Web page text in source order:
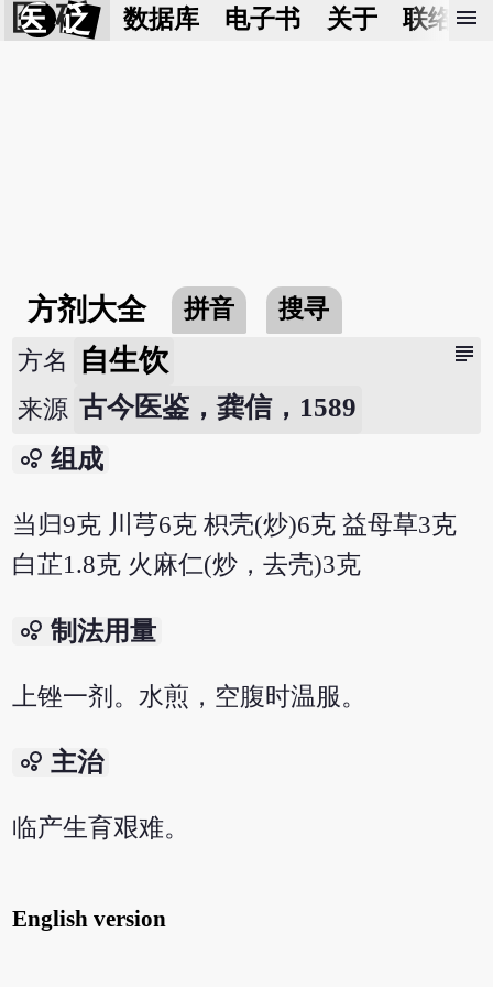
医 砭 数据库 电子书 关于 联络我
menu
方剂大全 拼音 搜寻
subject
方名 自生饮
来源 古今医鉴，龚信，1589
bubble_chart 组成
当归9克 川芎6克 枳壳(炒)6克 益母草3克
白芷1.8克 火麻仁(炒，去壳)3克
bubble_chart 制法用量
上锉一剂。水煎，空腹时温服。
bubble_chart 主治
临产生育艰难。
English version